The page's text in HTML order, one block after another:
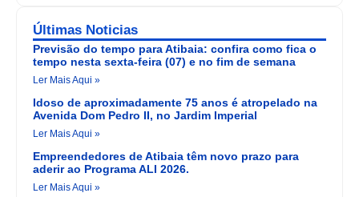
Últimas Noticias
Previsão do tempo para Atibaia: confira como fica o
tempo nesta sexta-feira (07) e no fim de semana
Ler Mais Aqui »
Idoso de aproximadamente 75 anos é atropelado na
Avenida Dom Pedro II, no Jardim Imperial
Ler Mais Aqui »
Empreendedores de Atibaia têm novo prazo para
aderir ao Programa ALI 2026.
Ler Mais Aqui »